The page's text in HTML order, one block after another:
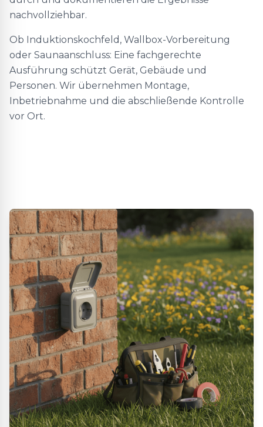
nachvollziehbar.
Ob Induktionskochfeld, Wallbox-Vorbereitung
oder Saunaanschluss: Eine fachgerechte
Ausführung schützt Gerät, Gebäude und
Personen. Wir übernehmen Montage,
Inbetriebnahme und die abschließende Kontrolle
vor Ort.